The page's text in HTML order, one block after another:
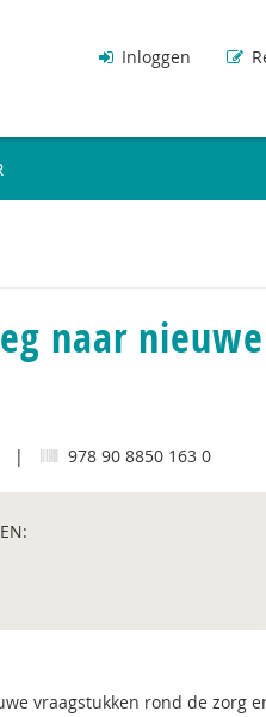
Inloggen
naar
| 978 90 8850 163 0
vraagstukken rond de zorg